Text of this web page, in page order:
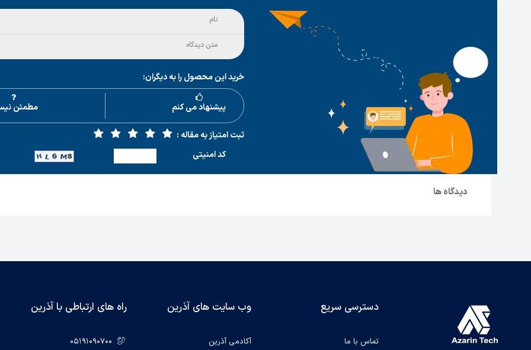
خرید این محصول را به دیگران:
پیشنهاد می کنم مطمئن
ثبت امتیاز به مقاله :
كد امنیتی
دیدگاه ها
دسترسی سریع
تماس با ما
وب سایت های آذرین
آکادمی آذرین
راه های ارتباطی با آذرین
05191090700